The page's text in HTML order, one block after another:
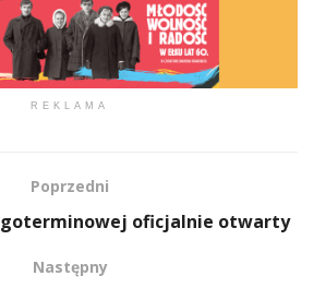
REKLAMA
Poprzedni
oficjalnie otwarty
Następny